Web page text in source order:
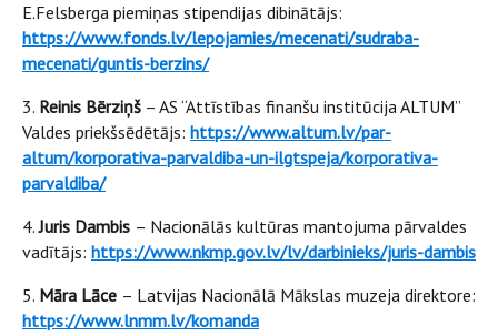
E.Felsberga piemiņas stipendijas dibinātājs:
https://www.fonds.lv/lepojamies/mecenati/sudraba-
mecenati/guntis-berzins/
3. Reinis Bērziņš – AS “Attīstības finanšu institūcija ALTUM”
Valdes priekšsēdētājs: https://www.altum.lv/par-
altum/korporativa-parvaldiba-un-ilgtspeja/korporativa-
parvaldiba/
4.Juris Dambis – Nacionālās kultūras mantojuma pārvaldes
vadītājs: https://www.nkmp.gov.lv/lv/darbinieks/juris-dambis
5. Māra Lāce – Latvijas Nacionālā Mākslas muzeja direktore:
https://www.lnmm.lv/komanda